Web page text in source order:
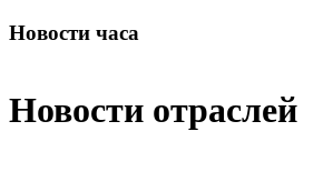
Новости часа
Новости отраслей